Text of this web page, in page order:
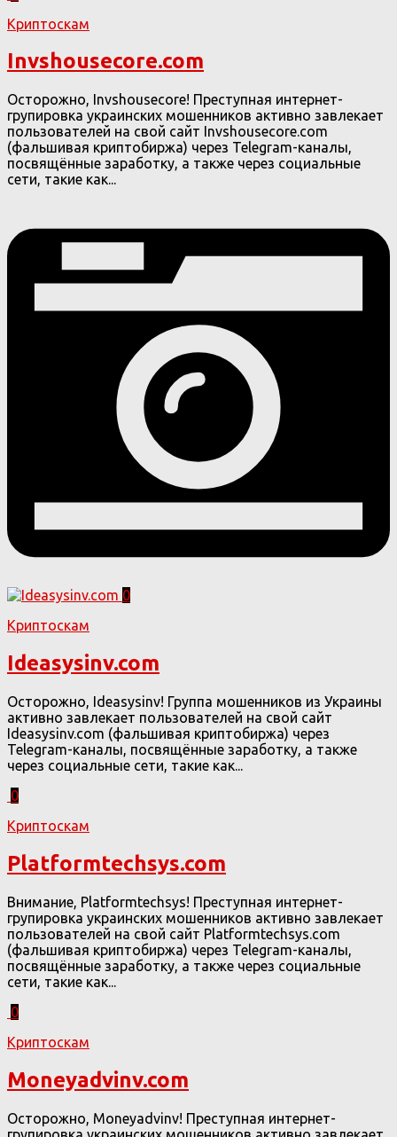
Криптоскам
Invshousecore.com
Осторожно, Invshousecore! Преступная интернет-
групировка украинских мошенников активно завлекает
пользователей на свой сайт Invshousecore.com
(фальшивая криптобиржа) через Telegram-каналы,
посвящённые заработку, а также через социальные
сети, такие как...
0
Криптоскам
Ideasysinv.com
Осторожно, Ideasysinv! Группа мошенников из Украины
активно завлекает пользователей на свой сайт
Ideasysinv.com (фальшивая криптобиржа) через
Telegram-каналы, посвящённые заработку, а также
через социальные сети, такие как...
0
Криптоскам
Platformtechsys.com
Внимание, Platformtechsys! Преступная интернет-
групировка украинских мошенников активно завлекает
пользователей на свой сайт Platformtechsys.com
(фальшивая криптобиржа) через Telegram-каналы,
посвящённые заработку, а также через социальные
сети, такие как...
0
Криптоскам
Moneyadvinv.com
Осторожно, Moneyadvinv! Преступная интернет-